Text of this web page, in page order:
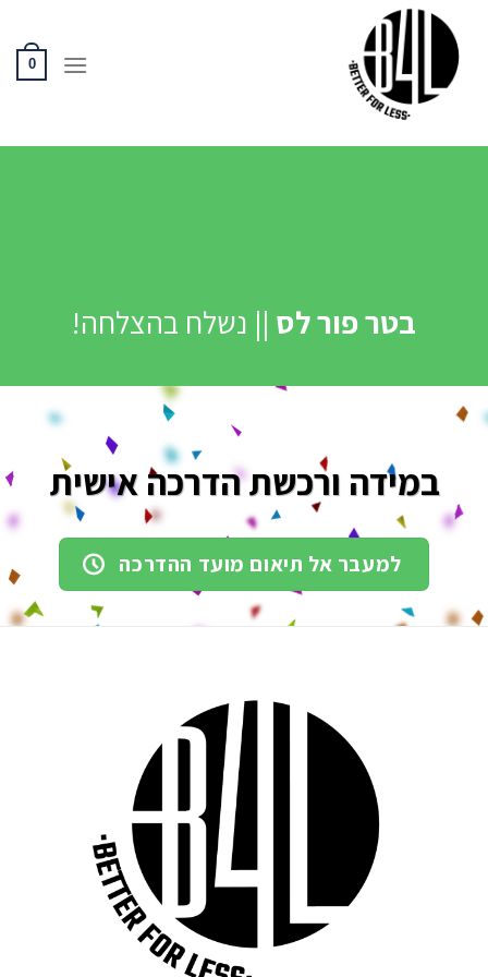
content
0
בטר פור לס || נשלח בהצלחה!
במידה ורכשת הדרכה אישית
למעבר אל תיאום מועד ההדרכה